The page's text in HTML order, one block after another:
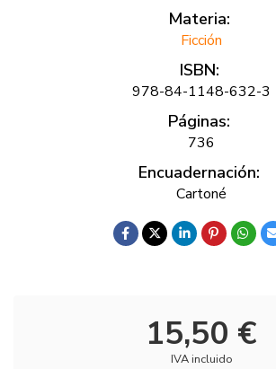
Materia:
Ficción
ISBN:
978-84-1148-632-3
Páginas:
736
Encuadernación:
Cartoné
15,50 €
IVA incluido